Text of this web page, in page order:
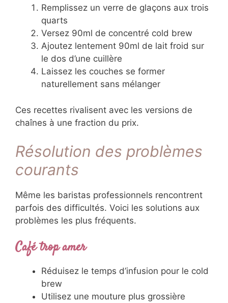
Remplissez un verre de glaçons aux trois
quarts
Versez 90ml de concentré cold brew
Ajoutez lentement 90ml de lait froid sur
le dos d’une cuillère
Laissez les couches se former
naturellement sans mélanger
Ces recettes rivalisent avec les versions de
chaînes à une fraction du prix.
Résolution des problèmes
courants
Même les baristas professionnels rencontrent
parfois des difficultés. Voici les solutions aux
problèmes les plus fréquents.
Café trop amer
Réduisez le temps d’infusion pour le cold
brew
Utilisez une mouture plus grossière